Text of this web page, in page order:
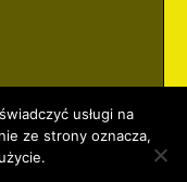
usługi na
ze strony oznacza,